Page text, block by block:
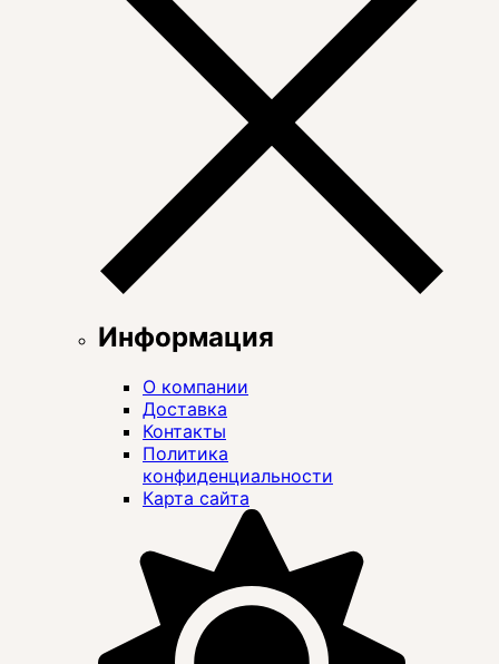
Информация
О компании
Доставка
Контакты
Политика
конфиденциальности
Карта сайта